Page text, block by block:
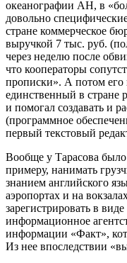
океанографии АН, в
довольно
стране коммерческое
выручкой 7 тыс. руб.
через неделю после
что кооператоры
прописки». А потом его
единственный в стране
и помогал создавать и
(программное
первый текстовый
Вообще у Тарасова
примеру, нанимать
знанием английского
аэропортах и на
зарегистрировать в
информационное
информации «Факт»,
Из нее впоследствии